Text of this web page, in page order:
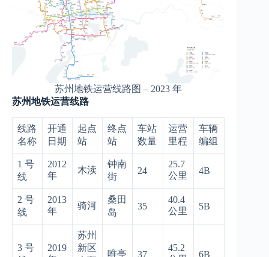
苏州地铁运营线路图 – 2023 年
苏州地铁运营线路
线路
名称
开通
日期
起点
站
终点
站
车站
数量
运营
里程
车辆
编组
1 号
线
2012
年
木渎
钟南
街
24
25.7
公里
4B
2 号
线
2013
年
骑河
桑田
岛
35
40.4
公里
5B
3 号
2019
苏州
新区
唯亭 37
45.2
6B